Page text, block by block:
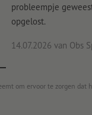
probleempje
opgelost.
14.07.2026 van Obs
om ervoor te zorgen dat